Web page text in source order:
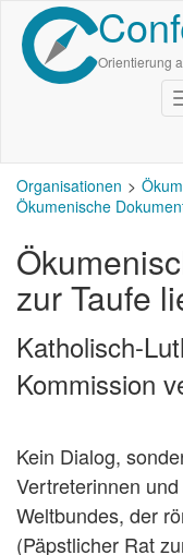
Direkt
zum
Inhalt
Orientierung
Organisationen
Ökumenische
zur Taufe
Katholisch-
Kommission
Kein Dialog,
Vertreterinnen
Weltbundes, der
(Päpstlicher Rat